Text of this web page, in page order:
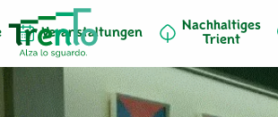
Veranstaltungen
Nachhaltiges
Trient